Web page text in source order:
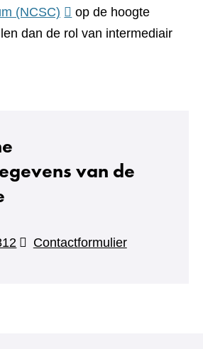
(NCSC) (verwijst
naar
op de hoogte
dan de rol van intermediair
van de
Contactformulier(verwijst